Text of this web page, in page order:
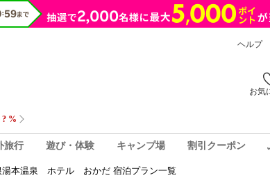
ヘルプ
お気
旅行 遊び・体験 キャンプ場 割引クーポン
湯本温泉 ホテル おかだ 宿泊プラン一覧